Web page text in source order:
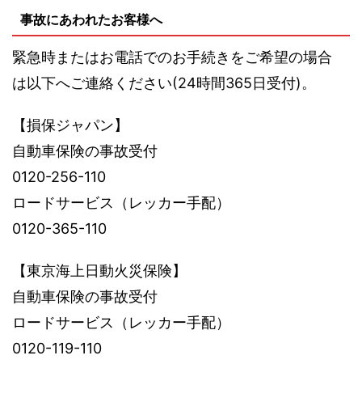
事故にあわれたお客様へ
緊急時またはお電話でのお手続きをご希望の場合
は以下へご連絡ください(24時間365日受付)。
【損保ジャパン】
自動車保険の事故受付
0120-256-110
ロードサービス（レッカー手配）
0120-365-110
【東京海上日動火災保険】
自動車保険の事故受付
ロードサービス（レッカー手配）
0120-119-110